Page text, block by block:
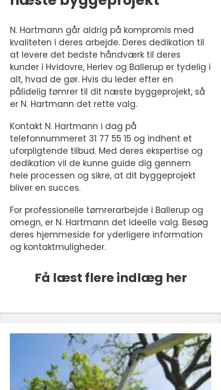
N. Hartmann går aldrig på kompromis med
kvaliteten i deres arbejde. Deres dedikation til
at levere det bedste håndværk til deres
kunder i Hvidovre, Herlev og Ballerup er tydelig i
alt, hvad de gør. Hvis du leder efter en
pålidelig tømrer til dit næste byggeprojekt, så
er N. Hartmann det rette valg.
Kontakt N. Hartmann i dag på
telefonnummeret 31 77 55 15 og indhent et
uforpligtende tilbud. Med deres ekspertise og
dedikation vil de kunne guide dig gennem
hele processen og sikre, at dit byggeprojekt
bliver en succes.
For professionelle tømrerarbejde i Ballerup og
omegn, er N. Hartmann det ideelle valg. Besøg
deres hjemmeside for yderligere information
og kontaktmuligheder.
Få læst flere indlæg her